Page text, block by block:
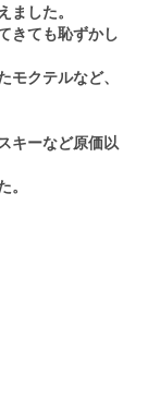
ました。
きても恥ずかし
モクテルなど、
キーなど原価以
。